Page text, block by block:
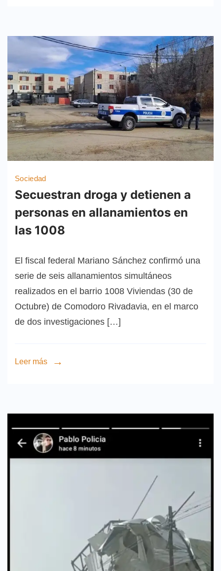
Sociedad
Secuestran droga y detienen a
personas en allanamientos en
las 1008
El fiscal federal Mariano Sánchez confirmó una
serie de seis allanamientos simultáneos
realizados en el barrio 1008 Viviendas (30 de
Octubre) de Comodoro Rivadavia, en el marco
de dos investigaciones […]
Leer más